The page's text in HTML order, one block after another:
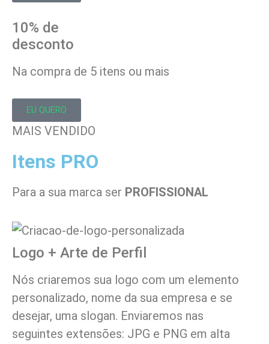
10% de
desconto
Na compra de 5 itens ou mais
EU QUERO
MAIS VENDIDO
Itens PRO
Para a sua marca ser PROFISSIONAL
Logo + Arte de Perfil
Nós criaremos sua logo com um elemento
personalizado, nome da sua empresa e se
desejar, uma slogan. Enviaremos nas
seguintes extensões: JPG e PNG em alta